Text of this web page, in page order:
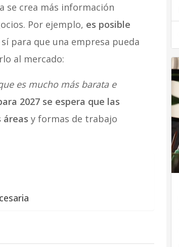
se crea más información
Por ejemplo, es posible
para que una empresa pueda
al mercado:
es mucho más barata e
2027 se espera que las
áreas y formas de trabajo